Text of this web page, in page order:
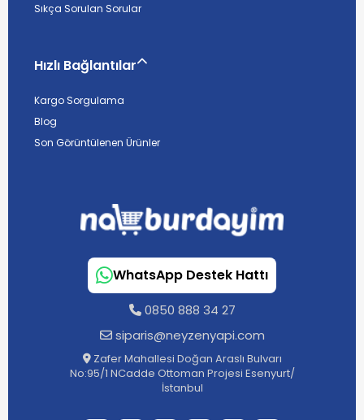
Sıkça Sorulan Sorular
Hızlı Bağlantılar
Kargo Sorgulama
Blog
Son Görüntülenen Ürünler
WhatsApp Destek Hattı
0850 888 34 27
siparis@neyzenyapi.com
Zafer Mahallesi Doğan Araslı Bulvarı
No:95/1 NCadde Ottoman Projesi Esenyurt/
İstanbul